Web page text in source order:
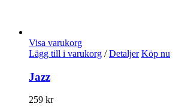
Visa varukorg
Lägg till i varukorg / Detaljer Köp nu
Jazz
259 kr